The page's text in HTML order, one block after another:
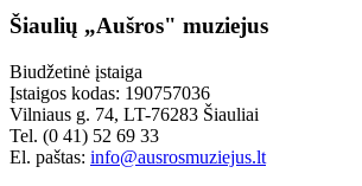
Šiaulių „Aušros" muziejus
Biudžetinė įstaiga
Įstaigos kodas: 190757036
Vilniaus g. 74, LT-76283 Šiauliai
Tel. (0 41) 52 69 33
El. paštas: info@ausrosmuziejus.lt